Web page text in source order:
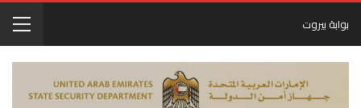
بوابة بيروت